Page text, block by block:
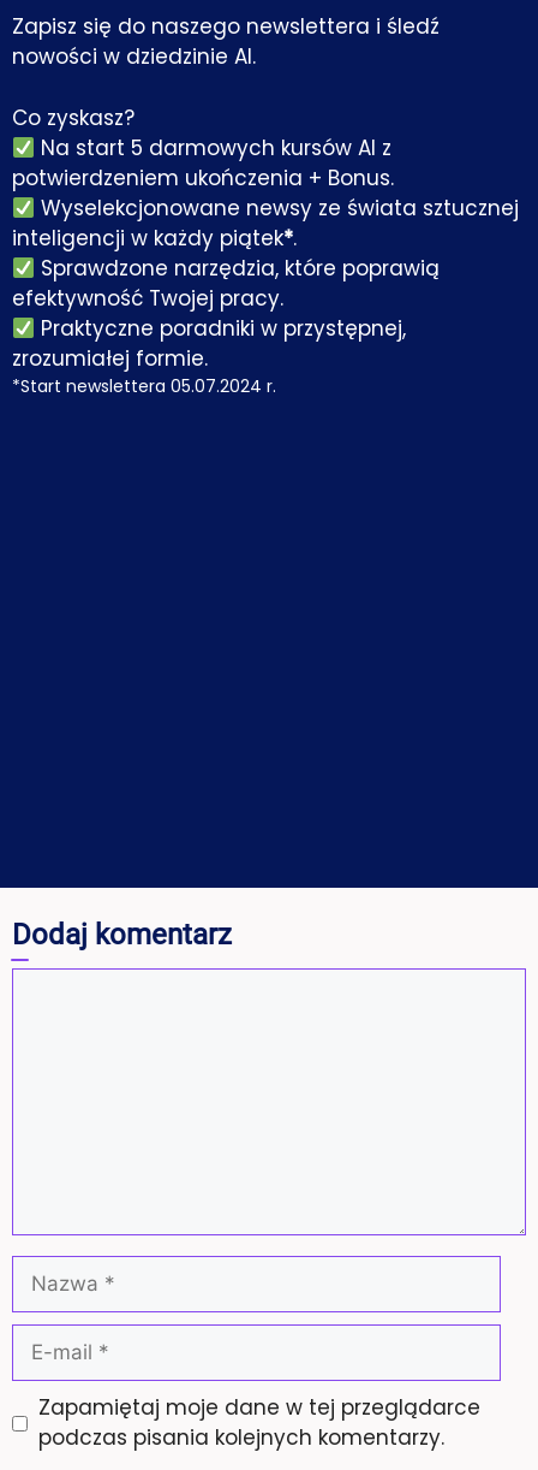
Zapisz się do naszego newslettera i śledź
nowości w dziedzinie AI.
Co zyskasz?
Na start 5 darmowych kursów AI z
potwierdzeniem ukończenia + Bonus.
Wyselekcjonowane newsy ze świata sztucznej
inteligencji w każdy piątek*.
Sprawdzone narzędzia, które poprawią
efektywność Twojej pracy.
Praktyczne poradniki w przystępnej,
zrozumiałej formie.
*Start newslettera 05.07.2024 r.
Dodaj komentarz
Nazwa
mail
Zapamiętaj moje dane w tej przeglądarce
podczas pisania kolejnych komentarzy.